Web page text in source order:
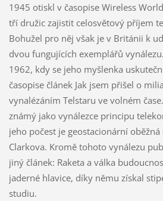
1945 otiskl v časopise Wireless
tří družic zajistit celosvětový příjem
Bohužel pro něj však je v Británii k
dvou fungujících exemplářů
1962, kdy se jeho myšlenka
časopise článek Jak jsem přišel o
vynalézáním Telstaru ve volném
známý jako vynálezce principu
jeho počest je geostacionární
Clarkova. Kromě tohoto vynálezu
jiný článek: Raketa a válka
jaderné hlavice, díky němu získal
studiu.